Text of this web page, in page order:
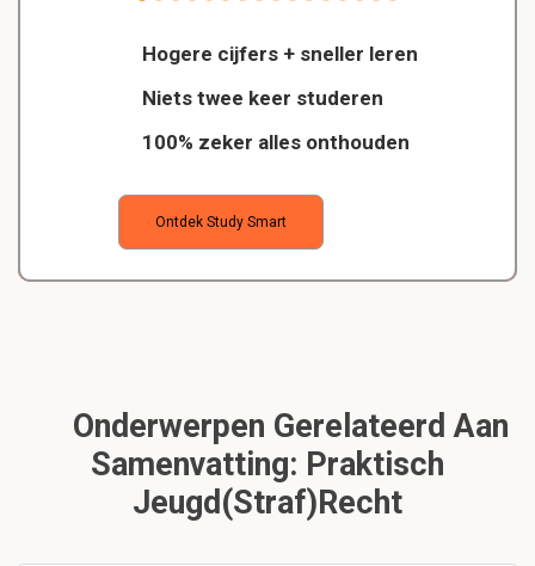
Hogere cijfers + sneller leren
Niets twee keer studeren
100% zeker alles onthouden
Ontdek Study Smart
Onderwerpen Gerelateerd Aan
Samenvatting: Praktisch
Jeugd(Straf)Recht